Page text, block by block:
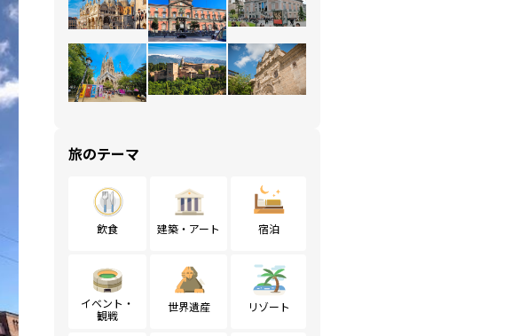
旅のテーマ
飲食 建築・アート 宿泊
イベント・
観戦
世界遺産 リゾート